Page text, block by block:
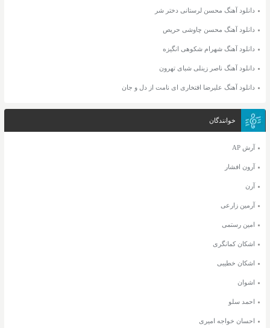
دانلود آهنگ محسن لرستانی دختر شر
دانلود آهنگ محسن چاوشی حریص
دانلود آهنگ شهرام شکوهی انگیزه
دانلود آهنگ ناصر زینلی شبای تهرون
دانلود آهنگ علیرضا افتخاری ای نامت از دل و جان
خوانندگان
آرش AP
آرون افشار
آرن
آرمین زارعی
امین رستمی
اشکان کمانگری
اشکان خطیبی
اشوان
احمد سلو
احسان خواجه امیری